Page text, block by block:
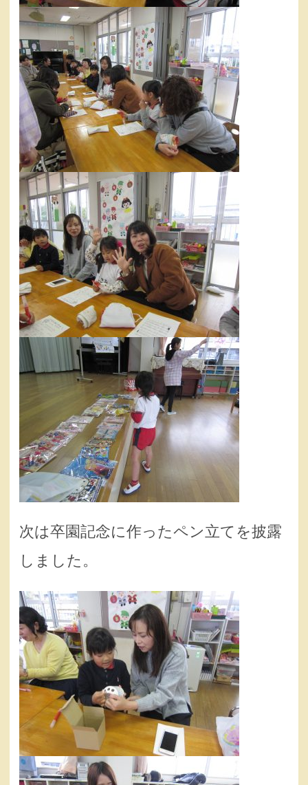
次は卒園記念に作ったペン立てを披露
しました。